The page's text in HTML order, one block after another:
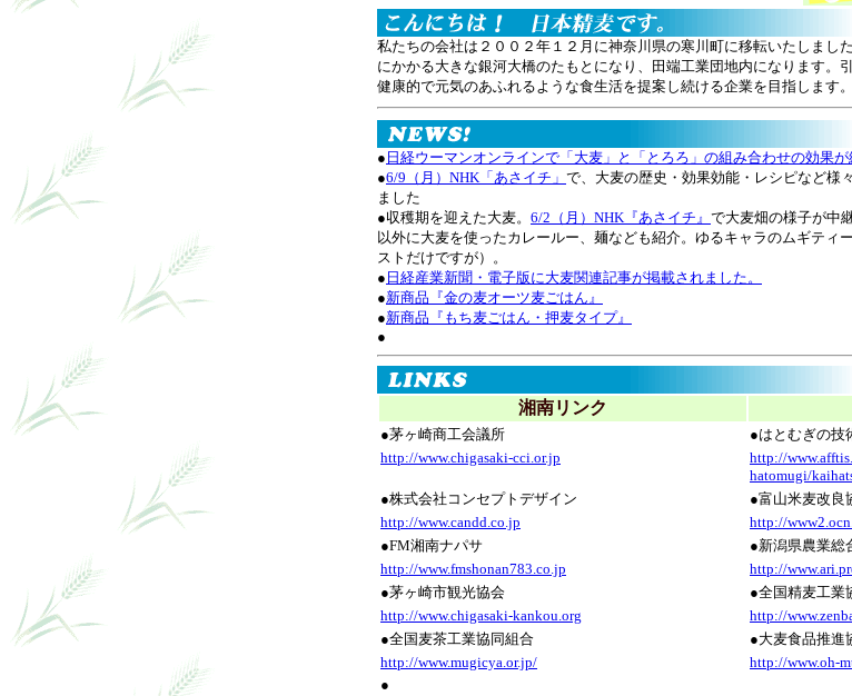
私たちの会社は２００２年１２月に神奈川県の寒川町に移転いたしまし
にかかる大きな銀河大橋のたもとになり、田端工業団地内になります。
健康的で元気のあふれるような食生活を提案し続ける企業を目指します。
● 日経ウーマンオンラインで「大麦」と「とろろ」の組み合わせの効果が
●6/9（月）NHK「あさイチ」 で、大麦の歴史・効果効能・レシピなど様
ました
●収穫期を迎えた大麦。 6/2（月）NHK『あさイチ』 で大麦畑の様子が中
以外に大麦を使ったカレールー、麺なども紹介。ゆるキャラのムギティ
ストだけですが）。
● 日経産業新聞・電子版に大麦関連記事が掲載されました。
●新商品『金の麦オーツ麦ごはん』
●新商品『もち麦ごはん・押麦タイプ』
●
湘南リンク
●茅ヶ崎商工会議所
●はとむぎの技
http://www.chigasaki-cci.or.jp
http://
hatomugi/
●株式会社コンセプトデザイン
●富山米麦改良
http://www.candd.co.jp
http://
●FM湘南ナパサ
●新潟県農業総
http://www.fmshonan783.co.jp
http://
●茅ヶ崎市観光協会
●全国精麦工業
http://www.chigasaki-kankou.org
http://
●全国麦茶工業協同組合
●大麦食品推進
http://www.mugicya.or.jp/
http://www.oh-
●